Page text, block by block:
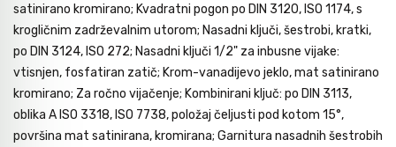
satinirano kromirano; Kvadratni pogon po DIN 3120, ISO 1174, s
krogličnim zadrževalnim utorom; Nasadni ključi, šestrobi, kratki,
po DIN 3124, ISO 272; Nasadni ključi 1/2" za inbusne vijake:
vtisnjen, fosfatiran zatič; Krom-vanadijevo jeklo, mat satinirano
kromirano; Za ročno vijačenje; Kombinirani ključ: po DIN 3113,
oblika A ISO 3318, ISO 7738, položaj čeljusti pod kotom 15°,
površina mat satinirana, kromirana; Garnitura nasadnih šestrobih
Neiskreče orodje